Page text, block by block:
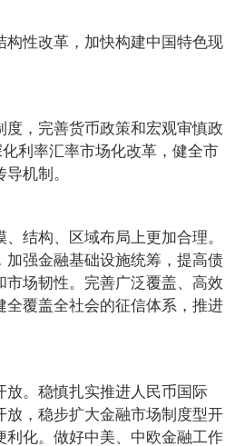
性改革，加快构建中国特色现
，完善货币政策和宏观审慎政
利率汇率市场化改革，健全市
机制。
结构、区域布局上更加合理。
强金融基础设施统筹，提高债
场韧性。完善广泛覆盖、高效
覆盖全社会的征信体系，推进
。稳慎扎实推进人民币国际
，稳步扩大金融市场制度型开
化。做好中美、中欧金融工作